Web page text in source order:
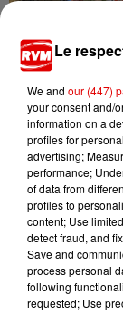
TITRES
17h36
17h36
Le
We and our (447)
your consent and/
information on a
profiles for
advertising;
performance;
of data from
profiles to
content; Use
detect fraud, and
Save and
process personal
following
requested; Use